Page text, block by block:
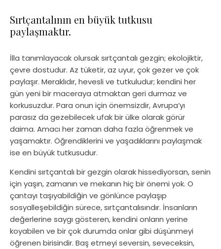
Sırtçantalının en büyük tutkusu
paylaşmaktır.
İlla tanımlayacak olursak sırtçantalı gezgin; ekolojiktir,
çevre dostudur. Az tüketir, az uyur, çok gezer ve çok
paylaşır. Meraklıdır, hevesli ve tutkuludur; kendini her
gün yeni bir maceraya atmaktan geri durmaz ve
korkusuzdur. Para onun için önemsizdir, Avrupa’yı
parasız da gezebilecek ufak bir ülke olarak görür
daima. Amacı her zaman daha fazla öğrenmek ve
yaşamaktır. Öğrendiklerini ve yaşadıklarını paylaşmak
ise en büyük tutkusudur.
Kendini sırtçantalı bir gezgin olarak hissediyorsan, senin
için yaşın, zamanın ve mekanın hiç bir önemi yok. O
çantayı taşıyabildiğin ve gönlünce paylaşıp
sosyalleşebildiğin sürece, sırtçantalısındır. İnsanların
değerlerine saygı gösteren, kendini onların yerine
koyabilen ve bir çok durumda onlar gibi düşünmeyi
öğrenen birisindir. Baş etmeyi seversin, seveceksin,